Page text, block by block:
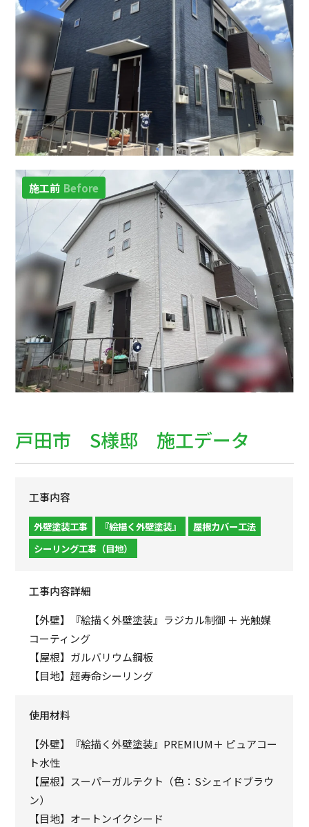
施工前 Before
戸田市 S様邸 施工データ
工事内容
外壁塗装工事 『絵描く外壁塗装』
屋根カバー工法
シーリング工事（目地）
工事内容詳細
【外壁】『絵描く外壁塗装』ラジカル制御 ＋ 光触媒
コーティング
【屋根】ガルバリウム鋼板
【目地】超寿命シーリング
使用材料
【外壁】『絵描く外壁塗装』PREMIUM＋ ピュアコー
ト水性
【屋根】スーパーガルテクト（色：Sシェイドブラウ
ン）
【目地】オートンイクシード